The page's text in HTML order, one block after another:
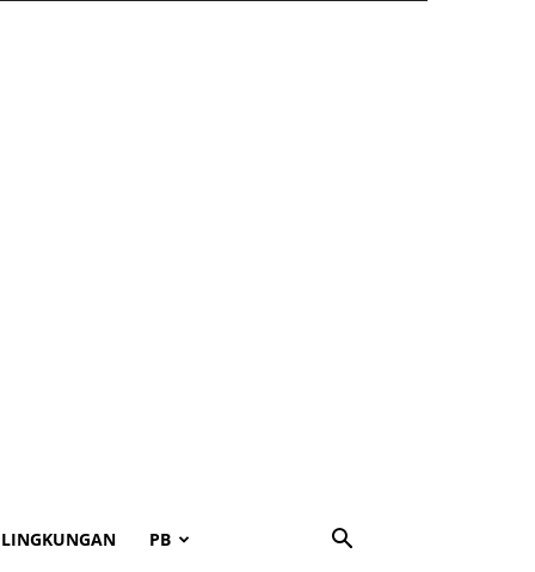
LINGKUNGAN PB